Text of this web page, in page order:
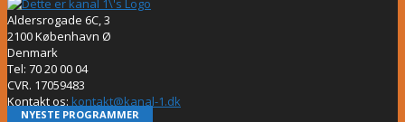
Aldersrogade 6C, 3
2100 København Ø
Denmark
Tel: 70 20 00 04
CVR. 17059483
Kontakt os: kontakt@kanal-1.dk
NYESTE PROGRAMMER